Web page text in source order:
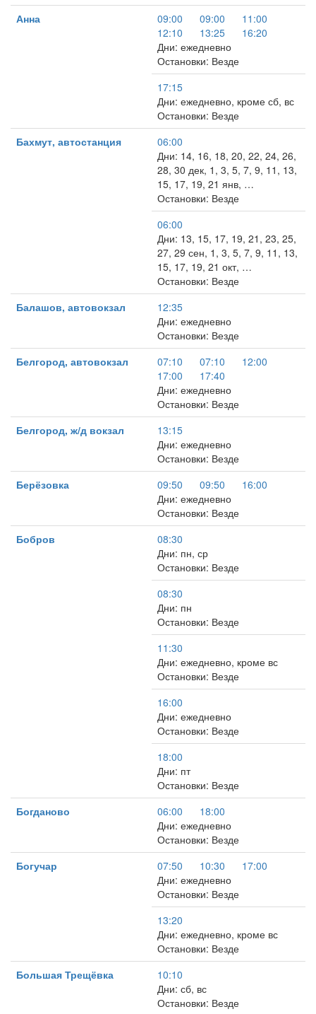
Анна
09:00 09:00
11:00
12:10
13:25
16:20
Дни: ежедневно
Остановки: Везде
17:15
Дни: ежедневно, кроме сб, вс
Остановки: Везде
Бахмут, автостанция
06:00
Дни: 14, 16, 18, 20, 22, 24, 26,
28, 30 дек, 1, 3, 5, 7, 9, 11, 13,
15, 17, 19, 21 янв, …
Остановки: Везде
06:00
Дни: 13, 15, 17, 19, 21, 23, 25,
27, 29 сен, 1, 3, 5, 7, 9, 11, 13,
15, 17, 19, 21 окт, …
Остановки: Везде
Балашов, автовокзал
12:35
Дни: ежедневно
Остановки: Везде
Белгород, автовокзал
07:10 07:10
12:00
17:00
17:40
Дни: ежедневно
Остановки: Везде
Белгород, ж/д вокзал
13:15
Дни: ежедневно
Остановки: Везде
Берёзовка
09:50 09:50
16:00
Дни: ежедневно
Остановки: Везде
Бобров
08:30
Дни: пн, ср
Остановки: Везде
08:30
Дни: пн
Остановки: Везде
11:30
Дни: ежедневно, кроме вс
Остановки: Везде
16:00
Дни: ежедневно
Остановки: Везде
18:00
Дни: пт
Остановки: Везде
Богданово
06:00
18:00
Дни: ежедневно
Остановки: Везде
Богучар
07:50 10:30
17:00
Дни: ежедневно
Остановки: Везде
13:20
Дни: ежедневно, кроме вс
Остановки: Везде
Большая Трещёвка
10:10
Дни: сб, вс
Остановки: Везде